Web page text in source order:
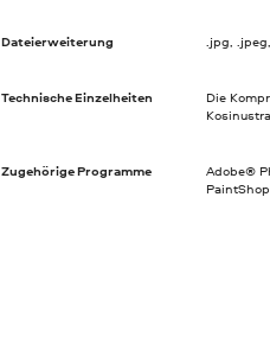
Dateierweiterung .jpg,
Technische Einzelheiten
Die
Zugehörige Programme
Adobe®